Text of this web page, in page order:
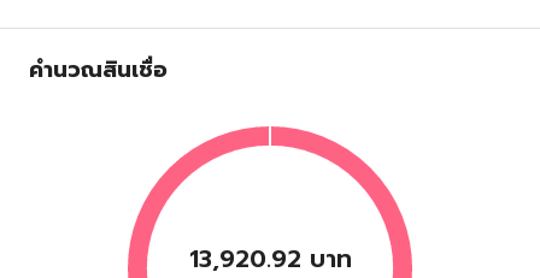
คำนวณสินเชื่อ
13,920.92 บาท